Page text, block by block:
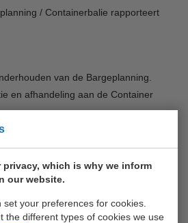
which is why we inform
our website.
your preferences for cookies.
the different types of cookies we use
/ Containerbalie rapporteert
van de Bargeplanning.
en afhandeling aan de Container
gevallen betreft aan en
per Barge.
eventueel invoeren van boekingen.
een dagelijkse checklist met
de aan- en afvoer van Barge